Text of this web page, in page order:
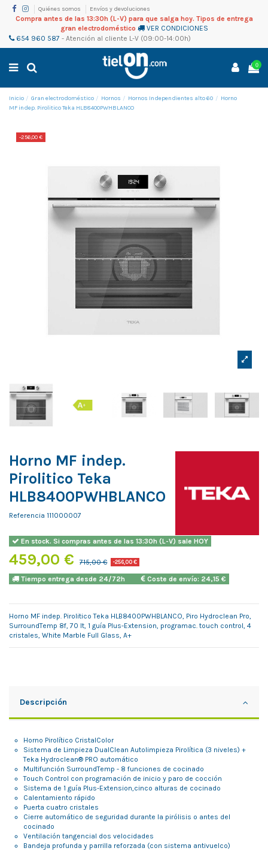
Quiénes somos Envíos y devoluciones
Compra antes de las 13:30h (L-V) para que salga hoy. Tipos de entrega
gran electrodoméstico
VER CONDICIONES
654 960 587 - Atención al cliente L-V (09:00-14:00h)
0
Inicio Gran electrodoméstico Hornos Hornos Independientes alto 60
Horno
MF indep. Pirolitico Teka HLB8400PWHBLANCO
-256,00 €
Horno MF indep.
Pirolitico Teka
HLB8400PWHBLANCO
Referencia 111000007
En stock. Si compras antes de las 13:30h (L-V) sale HOY
459,00 € 715,00 € -256,00 €
Tiempo entrega desde 24/72h Coste de envío: 24,15 €
Horno MF indep. Pirolitico Teka HLB8400PWHBLANCO, Piro Hydroclean Pro,
SurroundTemp 8f, 70 lt, 1 guía Plus-Extension, programac. touch control, 4
cristales, White Marble Full Glass, A+
Descripción
Horno Pirolítico CristalColor
Sistema de Limpieza DualClean Autolimpieza Pirolítica (3 niveles) +
Teka Hydroclean® PRO automático
Multifunción SurroundTemp - 8 funciones de cocinado
Touch Control con programación de inicio y paro de cocción
Sistema de 1 guía Plus-Extension,cinco alturas de cocinado
Calentamiento rápido
Puerta cuatro cristales
Cierre automático de seguridad durante la pirólisis o antes del
cocinado
Ventilación tangencial dos velocidades
Bandeja profunda y parrilla reforzada (con sistema antivuelco)